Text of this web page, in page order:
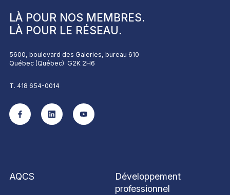
Simulgestion
Certificat en leadership et habiletés de direction
Programme de coaching d’expertise
d’échange sur votre réalité professionnelle.
LÀ POUR NOS MEMBRES.
LÀ POUR LE RÉSEAU.
5600, boulevard des Galeries, bureau 610
Québec (Québec) G2K 2H6
T. 418 654-0014
AQCS
Développement
professionnel